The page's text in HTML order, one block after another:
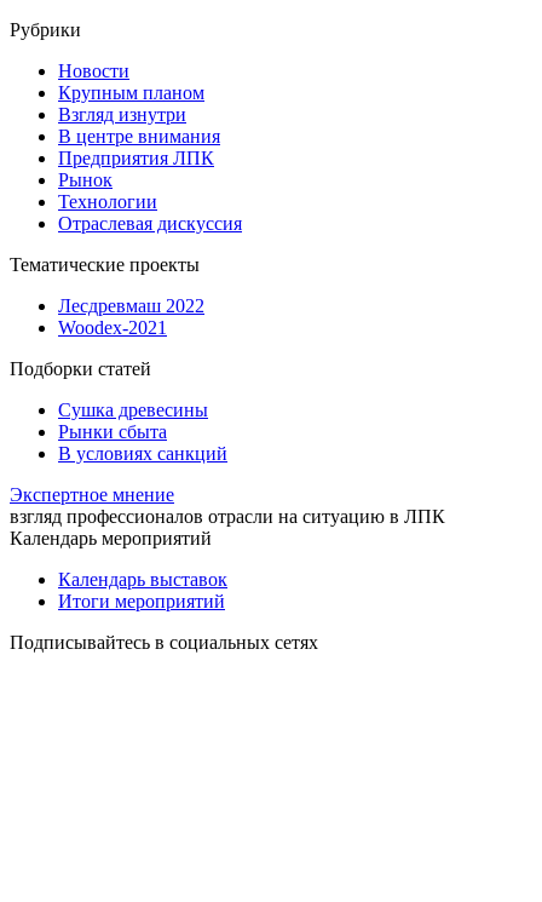
Рубрики
Новости
Крупным планом
Взгляд изнутри
В центре внимания
Предприятия ЛПК
Рынок
Технологии
Отраслевая дискуссия
Тематические проекты
Лесдревмаш 2022
Woodex-2021
Подборки статей
Сушка древесины
Рынки сбыта
В условиях санкций
Экспертное мнение
взгляд профессионалов отрасли на ситуацию в ЛПК
Календарь мероприятий
Календарь выставок
Итоги мероприятий
Подписывайтесь в социальных сетях